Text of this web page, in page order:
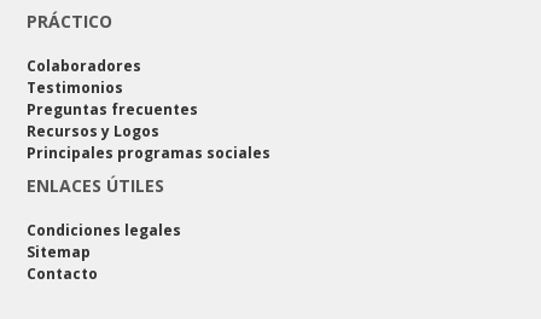
PRÁCTICO
Colaboradores
Testimonios
Preguntas frecuentes
Recursos y Logos
Principales programas sociales
ENLACES ÚTILES
Condiciones legales
Sitemap
Contacto